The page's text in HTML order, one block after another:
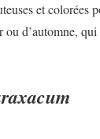
et colorées
ou d’automne,